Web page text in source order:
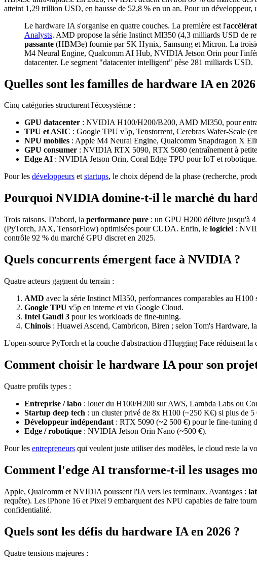
atteint 1,29 trillion USD, en hausse de 52,8 % en un an. Pour un développeur,
Le hardware IA s'organise en quatre couches. La première est l'
Analysts. AMD propose la série Instinct MI350 (4,3 milliards USD de
passante (HBM3e) fournie par SK Hynix, Samsung et Micron. La
M4 Neural Engine, Qualcomm AI Hub, NVIDIA Jetson Orin pour
datacenter. Le segment "datacenter intelligent" pèse 281 milliards USD.
Quelles sont les familles de hardware IA en 2026
Cinq catégories structurent l'écosystème :
GPU datacenter : NVIDIA H100/H200/B200, AMD MI350, pour
TPU et ASIC : Google TPU v5p, Tenstorrent, Cerebras Wafer-Scale
NPU mobiles : Apple M4 Neural Engine, Qualcomm Snapdragon X
GPU consumer : NVIDIA RTX 5090, RTX 5080 (entraînement à
Edge AI : NVIDIA Jetson Orin, Coral Edge TPU pour IoT et robotique.
Pour les développeurs etstartups, le choix dépend de la phase (recherche,
Pourquoi NVIDIA domine-t-il le marché du
Trois raisons. D'abord, la performance pure : un GPU H200 délivre jusqu'à
(PyTorch, JAX, TensorFlow) optimisées pour CUDA. Enfin, le logiciel :
contrôle 92 % du marché GPU discret en 2025.
Quels concurrents émergent face à NVIDIA ?
Quatre acteurs gagnent du terrain :
AMD avec la série Instinct MI350, performances comparables au H100
Google TPU v5p en interne et via Google Cloud.
Intel Gaudi 3 pour les workloads de fine-tuning.
Chinois : Huawei Ascend, Cambricon, Biren ; selon Tom's Hardware,
L'open-source PyTorch et la couche d'abstraction d'Hugging Face réduisent
Comment choisir le hardware IA pour son
Quatre profils types :
Entreprise / labo : louer du H100/H200 sur AWS, Lambda Labs ou
Startup deep tech : un cluster privé de 8x H100 (~250 K€) si plus de 5
Développeur indépendant : RTX 5090 (~2 500 €) pour le fine-tuning
Edge / robotique : NVIDIA Jetson Orin Nano (~500 €).
Pour les entrepreneurs qui veulent juste utiliser des modèles, le cloud reste la
Comment l'edge AI transforme-t-il les usages
Apple, Qualcomm et NVIDIA poussent l'IA vers les terminaux. Avantages :
requête). Les iPhone 16 et Pixel 9 embarquent des NPU capables de faire
confidentialité.
Quels sont les défis du hardware IA en 2026 ?
Quatre tensions majeures :